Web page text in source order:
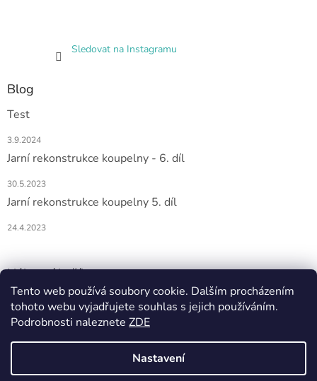
Tento web používá soubory cookie. Dalším procházením
tohoto webu vyjadřujete souhlas s jejich používáním.
Podrobnosti naleznete ZDE
Nastavení
Sledovat na Instagramu
Blog
Test
3.9.2024
Jarní rekonstrukce koupelny - 6. díl
30.5.2023
Jarní rekonstrukce koupelny 5. díl
24.4.2023
Nákupní košík
0KS /0 KČ
Vytvořil Shoptet